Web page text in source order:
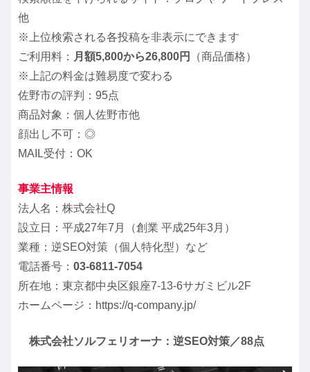
他
※上位検索される各投稿を非表示にできます
ご利用料： 月額5,800から26,800円
（商品価格）
※上記の料金は難易度で変わる
佐野市の評判：95点
商品対象：個人佐野市他
顔出し不可：◎
MAIL受付：OK
事業主情報
法人名：株式会社Q
設立日：平成27年7月（創業 平成25年3月）
業種：逆SEO対策（個人特化型）など
電話番号： 03-6811-7054
所在地：東京都中央区銀座7-13-6サガミビル2F
ホームページ：https://q-company.jp/
株式会社ソルフェリオーナ：逆SEO対策／88点